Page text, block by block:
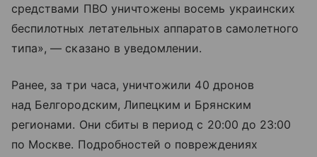
средствами ПВО уничтожены восемь украинских
беспилотных летательных аппаратов самолетного
типа», — сказано в уведомлении.
Ранее, за три часа, уничтожили 40 дронов
над Белгородским, Липецким и Брянским
регионами. Они сбиты в период с 20:00 до 23:00
по Москве. Подробностей о повреждениях